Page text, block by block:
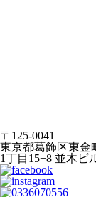
〒125-0041
東京都葛飾区東金
1丁目15−8 並木ビ